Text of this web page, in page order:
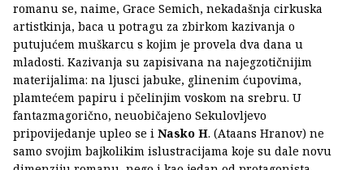
romanu se, naime, Grace Semich, nekadašnja cirkuska
artistkinja, baca u potragu za zbirkom kazivanja o
putujućem muškarcu s kojim je provela dva dana u
mladosti. Kazivanja su zapisivana na najegzotičnijim
materijalima: na ljusci jabuke, glinenim ćupovima,
plamtećem papiru i pčelinjim voskom na srebru. U
fantazmagorično, neuobičajeno Sekulovljevo
pripovijedanje upleo se i Nasko H. (Ataans Hranov) ne
samo svojim bajkolikim islustracijama koje su dale novu